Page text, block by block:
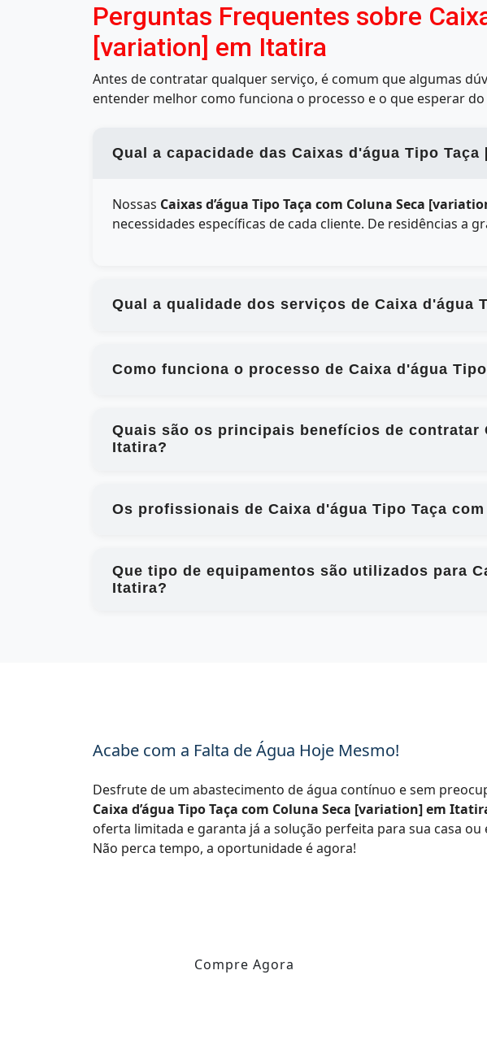
Perguntas Frequentes sobre
[variation] em Itatira
Antes de contratar qualquer serviço, é comum que algumas
entender melhor como funciona o processo e o que esperar
Qual a capacidade das Caixas d'água Tipo
Nossas Caixas d’água Tipo Taça com Coluna Seca
necessidades específicas de cada cliente. De residências a
Qual a qualidade dos serviços de Caixa d'água
Como funciona o processo de Caixa d'água
Quais são os principais benefícios de contratar
Itatira?
Os profissionais de Caixa d'água Tipo Taça
Que tipo de equipamentos são utilizados para
Itatira?
Acabe com a Falta de Água Hoje Mesmo!
Desfrute de um abastecimento de água contínuo e sem
Caixa d’água Tipo Taça com Coluna Seca [variation] em
oferta limitada e garanta já a solução perfeita para sua casa ou
Não perca tempo, a oportunidade é agora!
Compre Agora